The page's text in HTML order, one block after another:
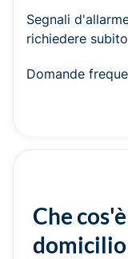
Segnali
richiedere
Domande
Che
domicilio